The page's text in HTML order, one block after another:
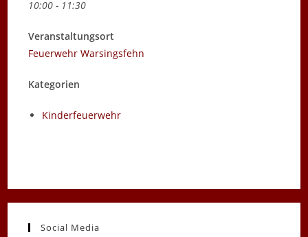
10:00 - 11:30
Veranstaltungsort
Feuerwehr Warsingsfehn
Kategorien
Kinderfeuerwehr
Social Media